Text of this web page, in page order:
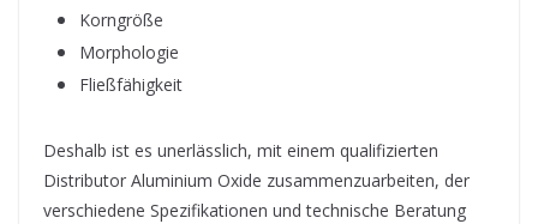
Korngröße
Morphologie
Fließfähigkeit
Deshalb ist es unerlässlich, mit einem qualifizierten
Distributor Aluminium Oxide zusammenzuarbeiten, der
verschiedene Spezifikationen und technische Beratung